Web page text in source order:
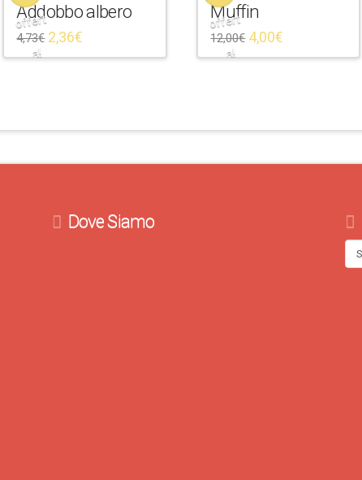
offert
a!
Addobbo albero
4,73€ 2,36€
offert
a!
Muffin
12,00€ 4,00€
Dove Siamo